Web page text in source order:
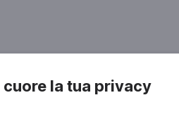
la tua privacy